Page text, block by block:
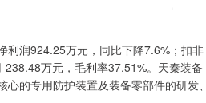
利润924.25万元，同比下降7.6%；扣非
万元，毛利率37.51%。天秦装备
的专用防护装置及装备零部件的研发、